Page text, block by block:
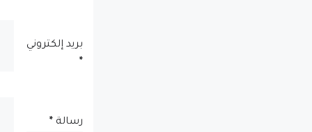
بريد إلكتروني
*
رسالة *